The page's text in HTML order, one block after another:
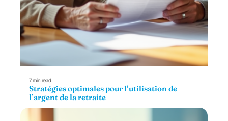
7 min read
Stratégies optimales pour l’utilisation de
l’argent de la retraite